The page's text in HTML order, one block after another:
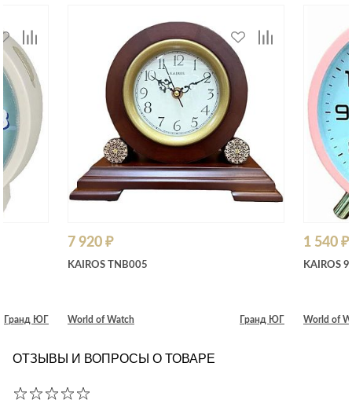
Гранд ЮГ
7 920 ₽
KAIROS TNB005
World of Watch Гранд ЮГ
1 540 ₽
KAIROS
World of
ОТЗЫВЫ И ВОПРОСЫ О ТОВАРЕ